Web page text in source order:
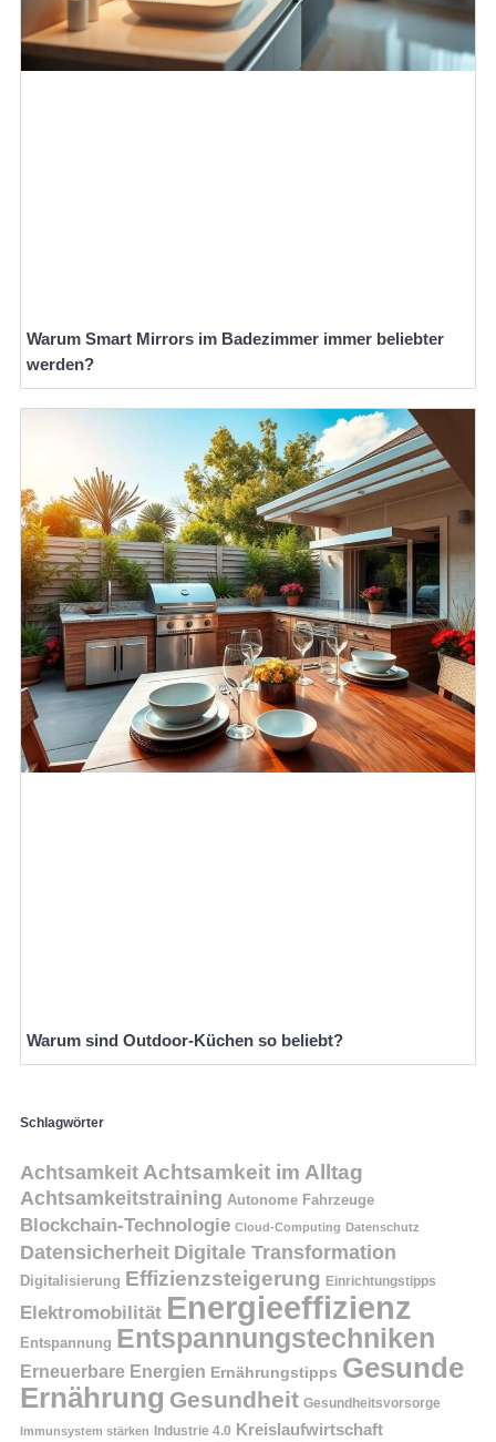
Warum Smart Mirrors im Badezimmer immer beliebter
werden?
Warum sind Outdoor-Küchen so beliebt?
Schlagwörter
Achtsamkeit Achtsamkeit im Alltag
Achtsamkeitstraining Autonome Fahrzeuge
Blockchain-Technologie Cloud-Computing Datenschutz
Datensicherheit Digitale Transformation
Digitalisierung Effizienzsteigerung Einrichtungstipps
Elektromobilität Energieeffizienz
Entspannung Entspannungstechniken
Erneuerbare Energien Ernährungstipps Gesunde
Ernährung Gesundheit Gesundheitsvorsorge
Immunsystem stärken Industrie 4.0 Kreislaufwirtschaft